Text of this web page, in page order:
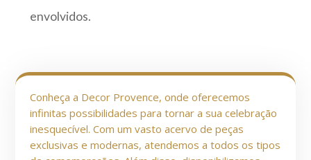
envolvidos.
Conheça a Decor Provence, onde oferecemos
infinitas possibilidades para tornar a sua celebração
inesquecível. Com um vasto acervo de peças
exclusivas e modernas, atendemos a todos os tipos